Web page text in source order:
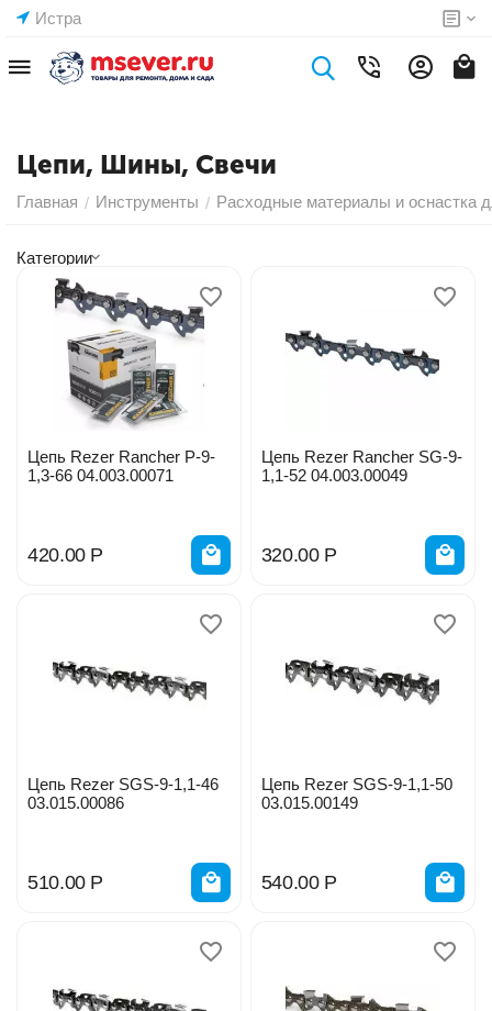
Истра
Цепи, Шины, Свечи
Главная / Инструменты / Расходные материалы и оснастка
Категории
Цепь Rezer Rancher P-9-
1,3-66 04.003.00071
420.00 Р
Цепь Rezer Rancher SG-9-
1,1-52 04.003.00049
320.00 Р
Цепь Rezer SGS-9-1,1-46
03.015.00086
510.00 Р
Цепь Rezer SGS-9-1,1-50
03.015.00149
540.00 Р